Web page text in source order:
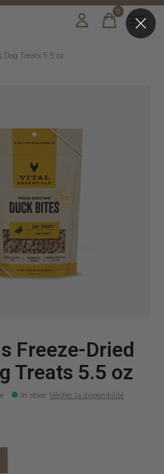
0items
Dog Treats 5.5 oz
Freeze-Dried
Treats 5.5 oz
In store:Vérifier la disponibilité